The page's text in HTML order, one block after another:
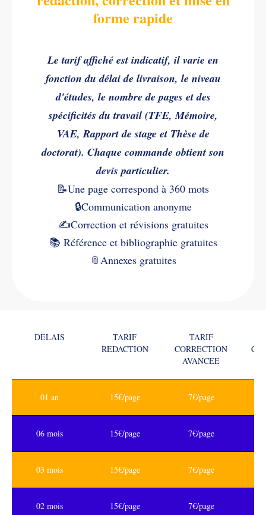
forme rapide
Le tarif affiché est indicatif, il varie en
fonction du délai de livraison, le niveau
d'études, le nombre de pages et des
spécificités du travail (TFE, Mémoire,
VAE, Rapport de stage et Thèse de
doctorat). Chaque commande obtient son
devis particulier.
📝Une page correspond à 360 mots
🔒Communication anonyme
✍️Correction et révisions gratuites
📚 Référence et bibliographie gratuites
📎 Annexes gratuites
DELAIS
TARIF
REDACTION
TARIF
CORRECTION
AVANCEE
01 an 15€/page 7€/page
06 mois 15€/page 7€/page
03 mois 15€/page 7€/page
02 mois 15€/page 7€/page